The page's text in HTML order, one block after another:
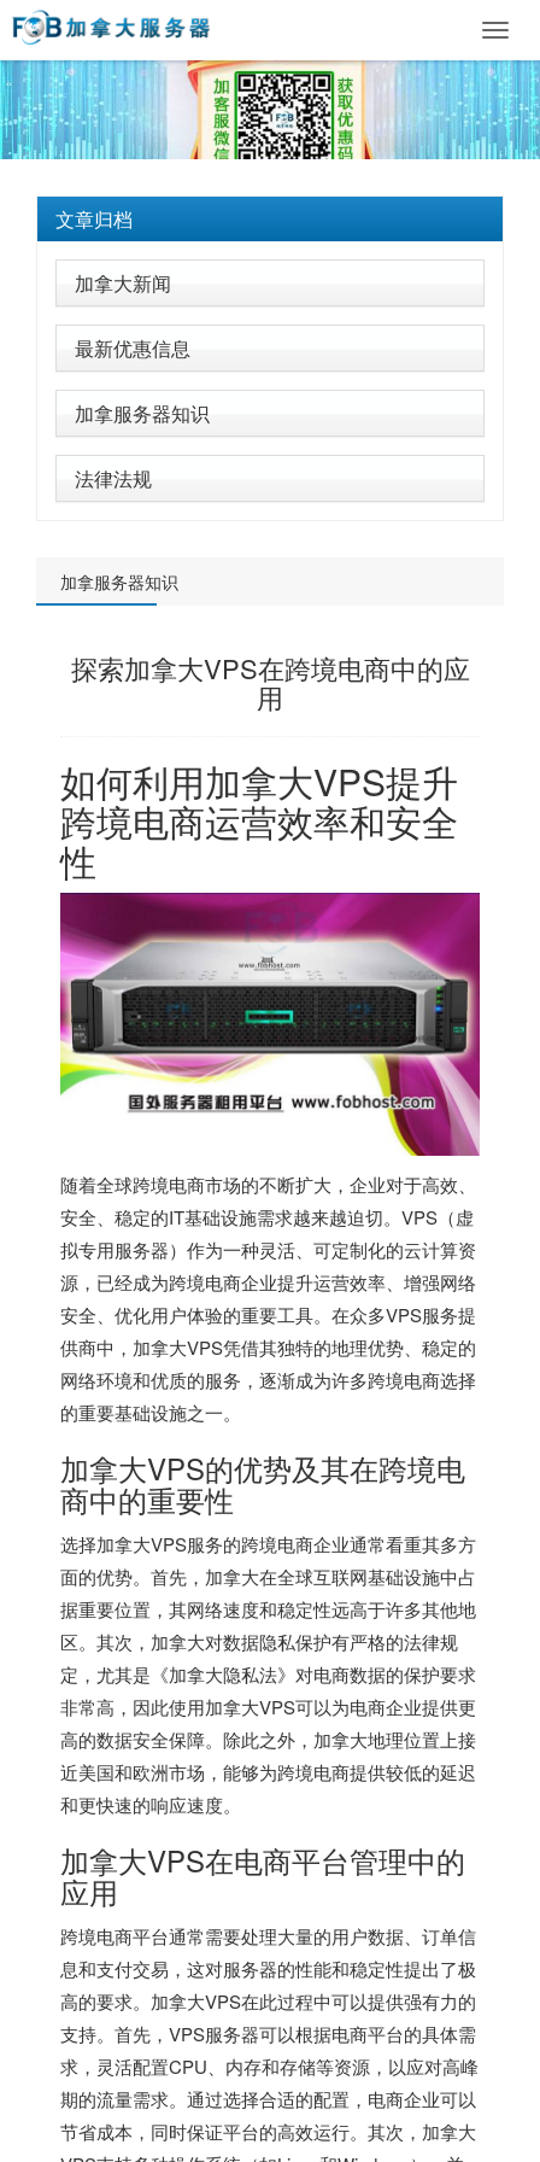
文章归档
加拿大新闻
最新优惠信息
加拿服务器知识
法律法规
加拿服务器知识
探索加拿大VPS在跨境电商中的应
用
如何利用加拿大VPS提升
跨境电商运营效率和安全
性
随着全球跨境电商市场的不断扩大，企业对于高效、
安全、稳定的IT基础设施需求越来越迫切。VPS（虚
拟专用服务器）作为一种灵活、可定制化的云计算资
源，已经成为跨境电商企业提升运营效率、增强网络
安全、优化用户体验的重要工具。在众多VPS服务提
供商中， 加拿大VPS凭借其独特的地理优势、稳定的
网络环境和优质的服务，逐渐成为许多跨境电商选择
的重要基础设施之一。
加拿大VPS的优势及其在跨境电
商中的重要性
选择加拿大VPS服务的跨境电商企业通常看重其多方
面的优势。首先，加拿大在全球互联网基础设施中占
据重要位置，其网络速度和稳定性远高于许多其他地
区。其次，加拿大对数据隐私保护有严格的法律规
定，尤其是《加拿大隐私法》对电商数据的保护要求
非常高，因此使用加拿大VPS可以为电商企业提供更
高的数据安全保障。除此之外，加拿大地理位置上接
近美国和欧洲市场，能够为跨境电商提供较低的延迟
和更快速的响应速度。
加拿大VPS在电商平台管理中的
应用
跨境电商平台通常需要处理大量的用户数据、订单信
息和支付交易，这对服务器的性能和稳定性提出了极
高的要求。加拿大VPS在此过程中可以提供强有力的
支持。首先，VPS服务器可以根据电商平台的具体需
求，灵活配置CPU、内存和存储等资源，以应对高峰
期的流量需求。通过选择合适的配置，电商企业可以
节省成本，同时保证平台的高效运行。其次，加拿大